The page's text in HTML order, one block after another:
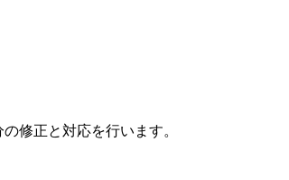
修正と対応を行います。